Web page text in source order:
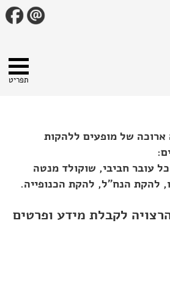
ארוכה של מופעים ללהקות
עובר חביבי, שוקולד מנטה
להקת הנח"ל, להקת הכנופייה.
לקבלת מידע ופרטים
תפריט